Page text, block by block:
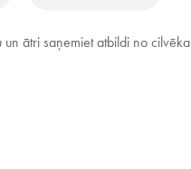
un ātri saņemiet atbildi no cilvēka